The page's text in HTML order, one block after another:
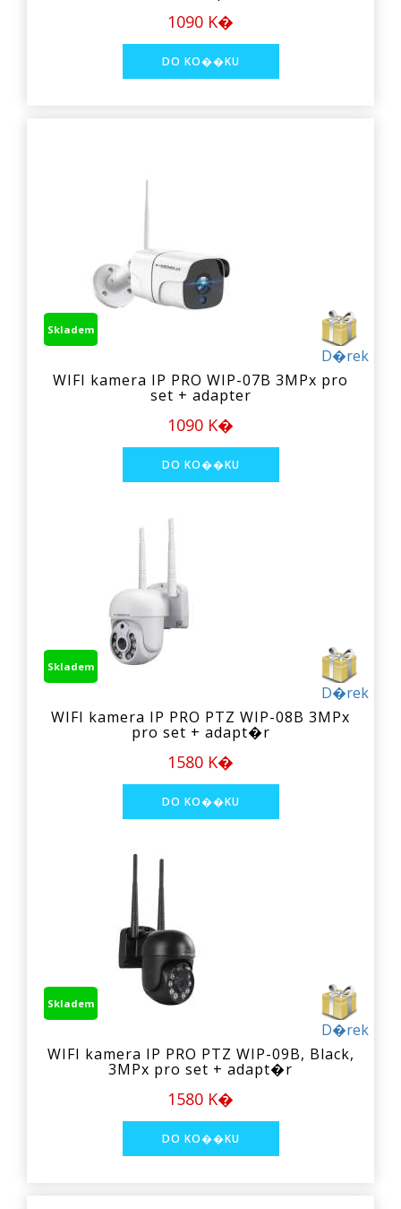
1090 K�
D�rek
Skladem
WIFI kamera IP PRO WIP-07B 3MPx pro
set + adapter
1090 K�
D�rek
Skladem
WIFI kamera IP PRO PTZ WIP-08B 3MPx
pro set + adapt�r
1580 K�
D�rek
Skladem
WIFI kamera IP PRO PTZ WIP-09B, Black,
3MPx pro set + adapt�r
1580 K�